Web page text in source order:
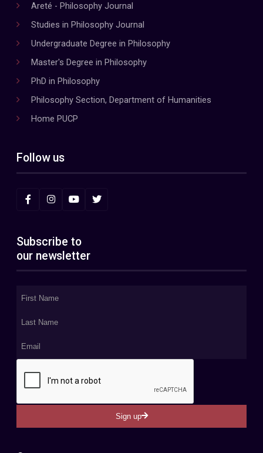
Areté - Philosophy Journal
Studies in Philosophy Journal
Undergraduate Degree in Philosophy
Master's Degree in Philosophy
PhD in Philosophy
Philosophy Section, Department of Humanities
Home PUCP
Follow us
Subscribe to
our newsletter
Sign up